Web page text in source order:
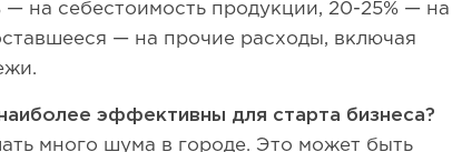
— на себестоимость продукции, 20-25% — на
— на прочие расходы, включая
эффективны для старта бизнеса?
много шума в городе. Это может быть